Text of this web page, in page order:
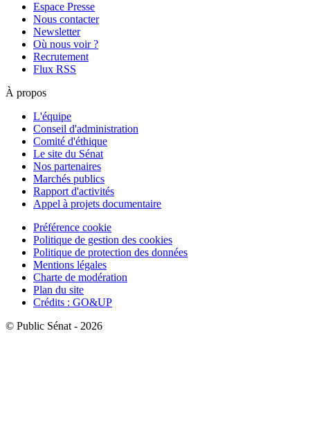
Espace Presse
Nous contacter
Newsletter
Où nous voir ?
Recrutement
Flux RSS
À propos
L'équipe
Conseil d'administration
Comité d'éthique
Le site du Sénat
Nos partenaires
Marchés publics
Rapport d'activités
Appel à projets documentaire
Préférence cookie
Politique de gestion des cookies
Politique de protection des données
Mentions légales
Charte de modération
Plan du site
Crédits : GO&UP
© Public Sénat - 2026